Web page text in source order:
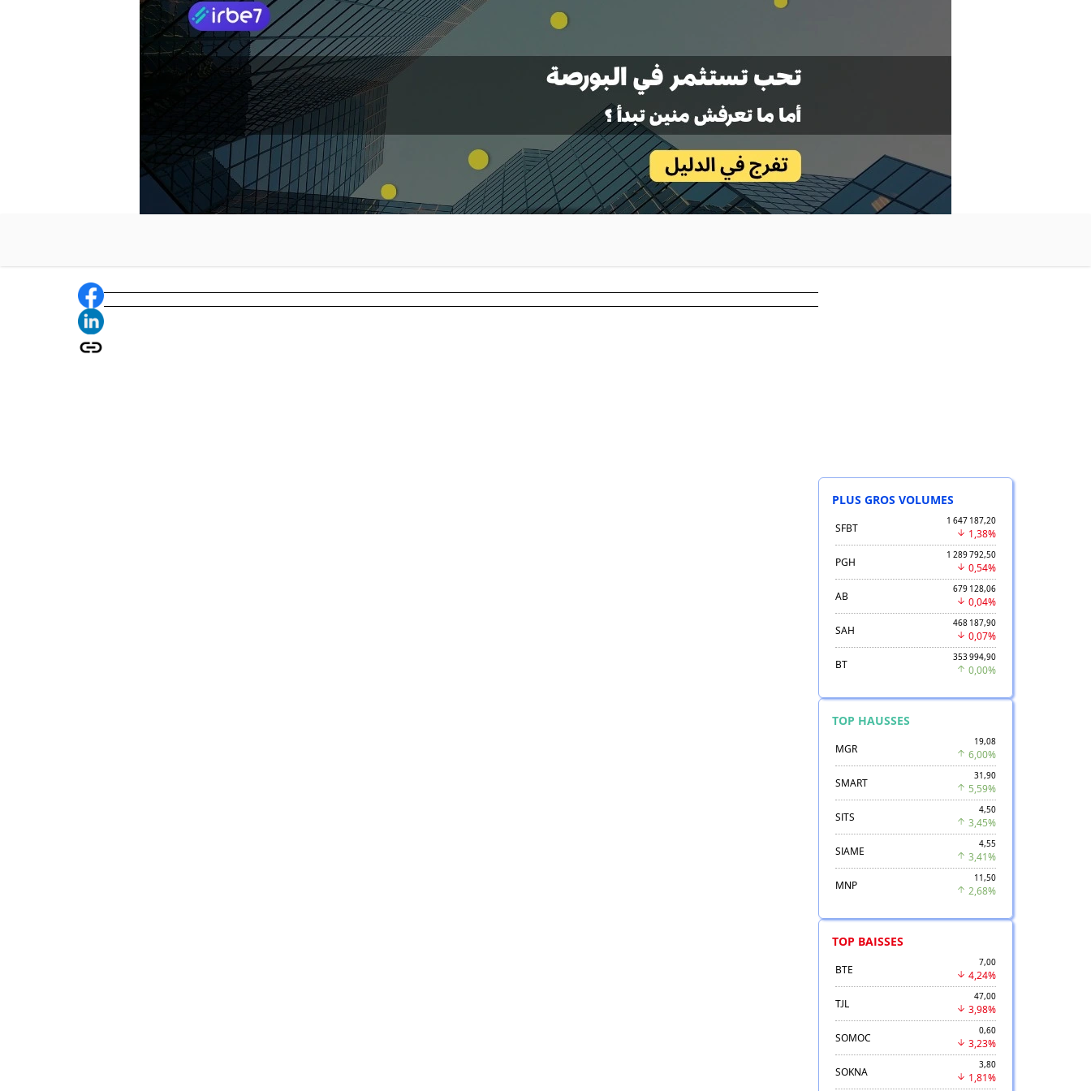
PLUS GROS VOLUMES
SFBT
1 647 187,20
1,38%
PGH
1 289 792,50
0,54%
AB
679 128,06
0,04%
SAH
468 187,90
0,07%
BT
353 994,90
0,00%
TOP HAUSSES
MGR
19,08
6,00%
SMART
31,90
5,59%
SITS
4,50
3,45%
SIAME
4,55
3,41%
MNP
11,50
2,68%
TOP BAISSES
BTE
7,00
4,24%
TJL
47,00
3,98%
SOMOC
0,60
3,23%
SOKNA
3,80
1,81%